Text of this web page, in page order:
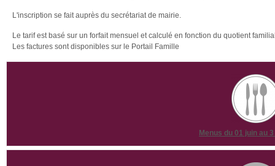
L'inscription se fait auprès du secrétariat de mairie.
Le tarif est basé sur un forfait mensuel et calculé en fonction du quotient
Les factures sont disponibles sur le Portail Famille
Menus du 01 juin au